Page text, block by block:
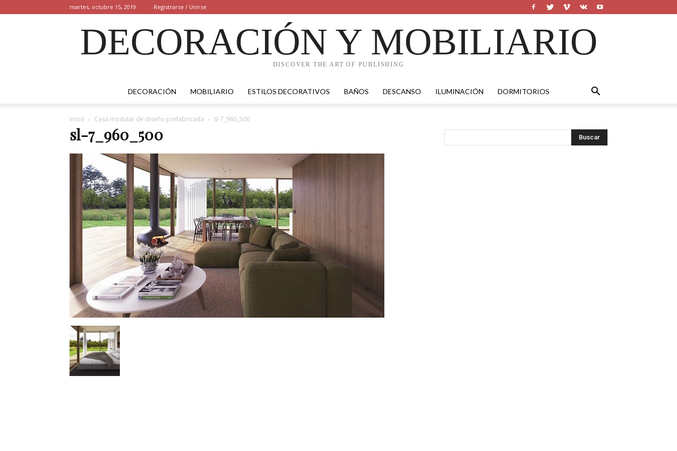
martes, octubre 15, 2019 Registrarse / Unirse
DECORACIÓN Y MOBILIARIO
DISCOVER THE ART OF PUBLISHING
DECORACIÓN MOBILIARIO ESTILOS DECORATIVOS BAÑOS DESCANSO ILUMINACIÓN DORMITORIOS
Inicio Casa modular de diseño prefabricada sl-7_960_500
sl-7_960_500